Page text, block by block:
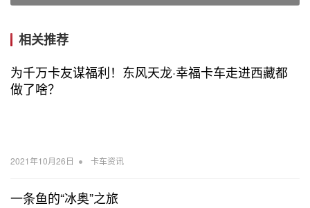
相关推荐
为千万卡友谋福利！东风天龙·幸福卡车走进西藏都
做了啥？
2021年10月26日 • 卡车资讯
一条鱼的“冰奥”之旅